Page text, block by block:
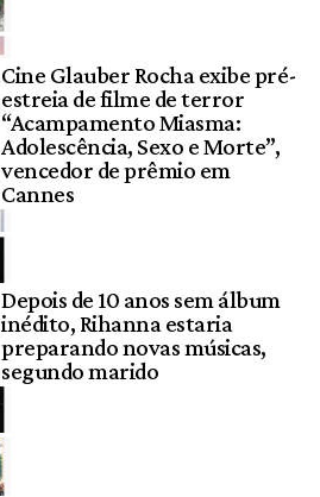
Cine Glauber Rocha exibe pré-
estreia de filme de terror
“Acampamento Miasma:
Adolescência, Sexo e Morte”,
vencedor de prêmio em
Cannes
Depois de 10 anos sem álbum
inédito, Rihanna estaria
preparando novas músicas,
segundo marido